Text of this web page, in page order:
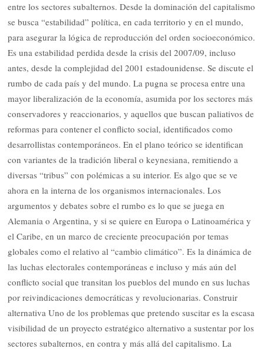
entre los sectores subalternos. Desde la dominación del capitalismo
se busca “estabilidad” política, en cada territorio y en el mundo,
para asegurar la lógica de reproducción del orden socioeconómico.
Es una estabilidad perdida desde la crisis del 2007/09, incluso
antes, desde la complejidad del 2001 estadounidense. Se discute el
rumbo de cada país y del mundo. La pugna se procesa entre una
mayor liberalización de la economía, asumida por los sectores más
conservadores y reaccionarios, y aquellos que buscan paliativos de
reformas para contener el conflicto social, identificados como
desarrollistas contemporáneos. En el plano teórico se identifican
con variantes de la tradición liberal o keynesiana, remitiendo a
diversas “tribus” con polémicas a su interior. Es algo que se ve
ahora en la interna de los organismos internacionales. Los
argumentos y debates sobre el rumbo es lo que se juega en
Alemania o Argentina, y si se quiere en Europa o Latinoamérica y
el Caribe, en un marco de creciente preocupación por temas
globales como el relativo al “cambio climático”. Es la dinámica de
las luchas electorales contemporáneas e incluso y más aún del
conflicto social que transitan los pueblos del mundo en sus luchas
por reivindicaciones democráticas y revolucionarias. Construir
alternativa Uno de los problemas que pretendo suscitar es la escasa
visibilidad de un proyecto estratégico alternativo a sustentar por los
sectores subalternos, en contra y más allá del capitalismo. La